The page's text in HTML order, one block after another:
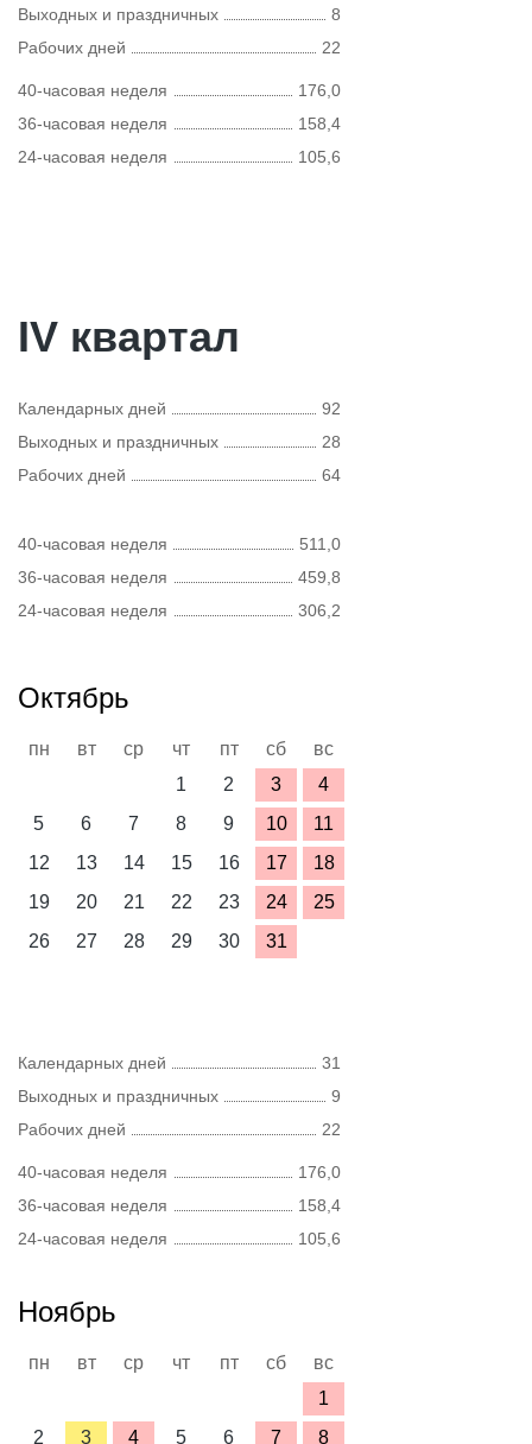
Выходных и праздничных
8
Рабочих дней
22
40-часовая неделя
176,0
36-часовая неделя
158,4
24-часовая неделя
105,6
IV квартал
Календарных дней
92
Выходных и праздничных
28
Рабочих дней
64
40-часовая неделя
511,0
36-часовая неделя
459,8
24-часовая неделя
306,2
Октябрь
пн вт ср чт пт сб
вс
1
2 3
4
5
6 7 8 9 10
11
12
13 14 15 16 17
18
19
20 21 22 23 24
25
26
27 28 29 30 31
Календарных дней
31
Выходных и праздничных
9
Рабочих дней
22
40-часовая неделя
176,0
36-часовая неделя
158,4
24-часовая неделя
105,6
Ноябрь
пн вт ср чт пт сб
вс
1
2
3 4 5 6 7 8